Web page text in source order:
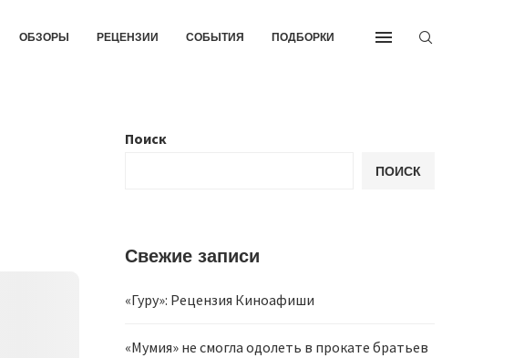
ОБЗОРЫ РЕЦЕНЗИИ СОБЫТИЯ ПОДБОРКИ
Поиск
ПОИСК
Свежие записи
«Гуру»: Рецензия Киноафиши
«Мумия» не смогла одолеть в прокате братьев